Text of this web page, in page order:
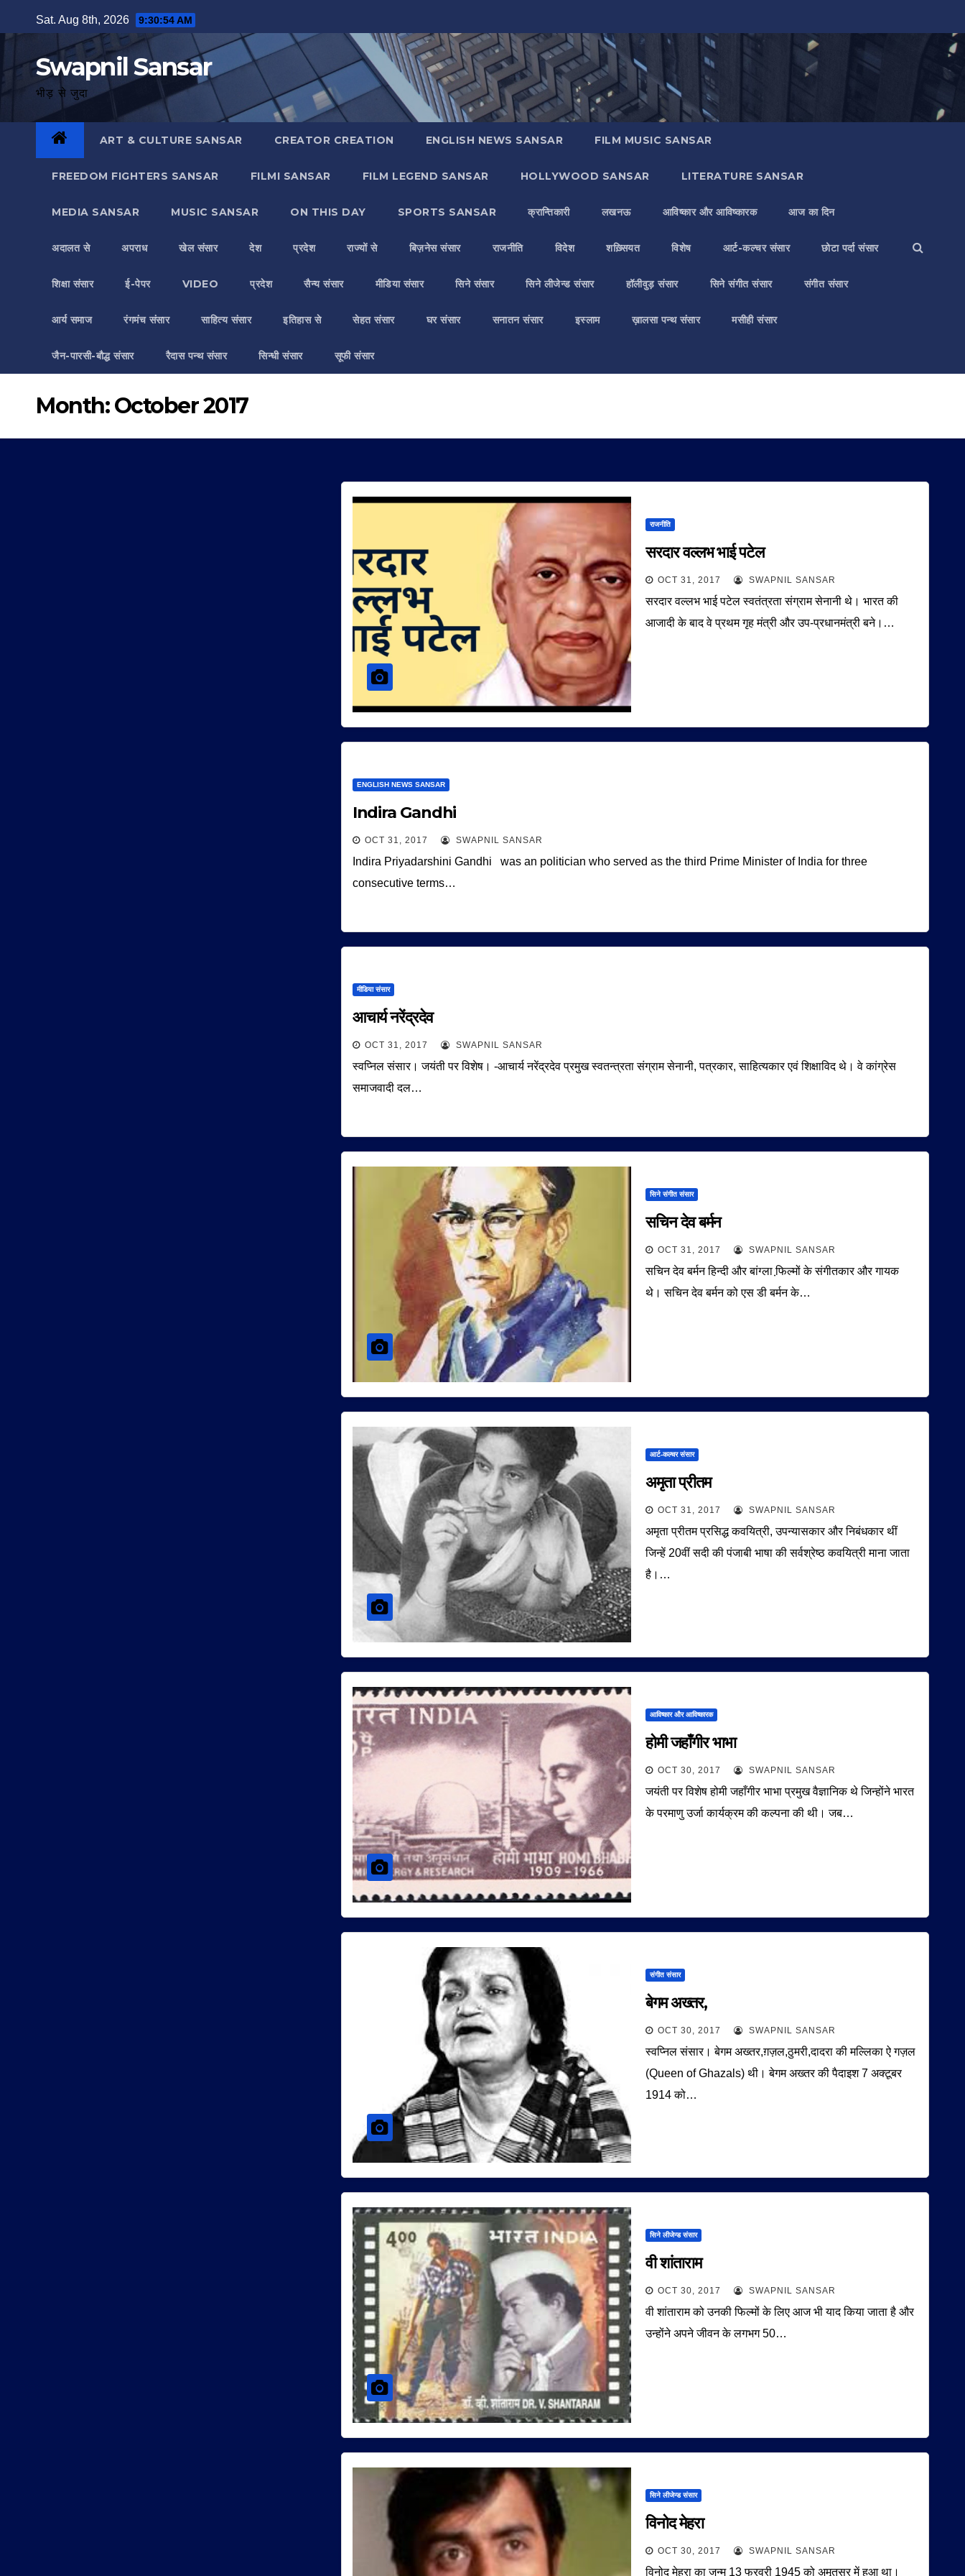
to
Sat. Aug 8th, 2026 9:30:55 AM
Swapnil Sansar
भीड़ से जुदा
ART & CULTURE SANSAR CREATOR CREATION ENGLISH NEWS SANSAR FILM MUSIC SANSAR
FREEDOM FIGHTERS SANSAR FILMI SANSAR FILM LEGEND SANSAR HOLLYWOOD SANSAR LITERATURE SANSAR
MEDIA SANSAR MUSIC SANSAR ON THIS DAY SPORTS SANSAR क्रान्तिकारी लखनऊ आविष्कार और आविष्कारक आज का दिन
अदालत से अपराध खेल संसार देश प्रदेश राज्यों से बिज़नेस संसार राजनीति विदेश शख़्सियत विशेष आर्ट-कल्चर संसार छोटा पर्दा संसार
शिक्षा संसार ई-पेपर VIDEO प्रदेश सैन्य संसार मीडिया संसार सिने संसार सिने लीजेन्ड संसार हॉलीवुड़ संसार सिने संगीत संसार संगीत संसार
आर्य समाज रंगमंच संसार साहित्य संसार इतिहास से सेहत संसार घर संसार सनातन संसार इस्लाम ख़ालसा पन्थ संसार मसीही संसार
जैन-पारसी-बौद्ध संसार रैदास पन्थ संसार सिन्धी संसार सूफी संसार
Month:October 2017
राजनीति
सरदार वल्लभ भाई पटेल
OCT 31, 2017 SWAPNIL SANSAR
सरदार वल्लभ भाई पटेल स्वतंत्रता संग्राम सेनानी थे। भारत की
आजादी के बाद वे प्रथम गृह मंत्री और उप-प्रधानमंत्री बने।…
ENGLISH NEWS SANSAR
Indira Gandhi
OCT 31, 2017 SWAPNIL SANSAR
Indira Priyadarshini Gandhi was an politician who served as the third Prime Minister of India for three
consecutive terms…
मीडिया संसार
आचार्य नरेंद्रदेव
OCT 31, 2017 SWAPNIL SANSAR
स्वप्निल संसार। जयंती पर विशेष। -आचार्य नरेंद्रदेव प्रमुख स्वतन्त्रता संग्राम सेनानी, पत्रकार, साहित्यकार एवं शिक्षाविद थे। वे कांग्रेस
समाजवादी दल…
सिने संगीत संसार
सचिन देव बर्मन
OCT 31, 2017 SWAPNIL SANSAR
सचिन देव बर्मन हिन्दी और बांग्ला फि़ल्मों के संगीतकार और गायक
थे। सचिन देव बर्मन को एस डी बर्मन के…
आर्ट-कल्चर संसार
अमृता प्रीतम
OCT 31, 2017 SWAPNIL SANSAR
अमृता प्रीतम प्रसिद्ध कवयित्री, उपन्यासकार और निबंधकार थीं
जिन्हें 20वीं सदी की पंजाबी भाषा की सर्वश्रेष्ठ कवयित्री माना जाता
है।…
आविष्कार और आविष्कारक
होमी जहाँगीर भाभा
OCT 30, 2017 SWAPNIL SANSAR
जयंती पर विशेष होमी जहाँगीर भाभा प्रमुख वैज्ञानिक थे जिन्होंने भारत
के परमाणु उर्जा कार्यक्रम की कल्पना की थी। जब…
संगीत संसार
बेगम अख्तर,
OCT 30, 2017 SWAPNIL SANSAR
स्वप्निल संसार। बेगम अख्तर,ग़ज़ल,ठुमरी,दादरा की मल्लिका ऐ गज़ल
(Queen of Ghazals) थी। बेगम अख्तर की पैदाइश 7 अक्टूबर
1914 को…
सिने लीजेन्ड संसार
वी शांताराम
OCT 30, 2017 SWAPNIL SANSAR
वी शांताराम को उनकी फिल्मों के लिए आज भी याद किया जाता है और
उन्होंने अपने जीवन के लगभग 50…
सिने लीजेन्ड संसार
विनोद मेहरा
OCT 30, 2017 SWAPNIL SANSAR
विनोद मेहरा का जन्म 13 फरवरी 1945 को अमृतसर में हुआ था।